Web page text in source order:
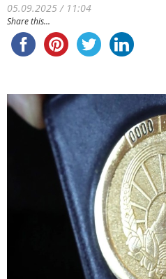
05.09.2025 / 11:04
Share this...